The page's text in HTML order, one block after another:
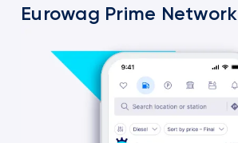
Eurowag Prime Network